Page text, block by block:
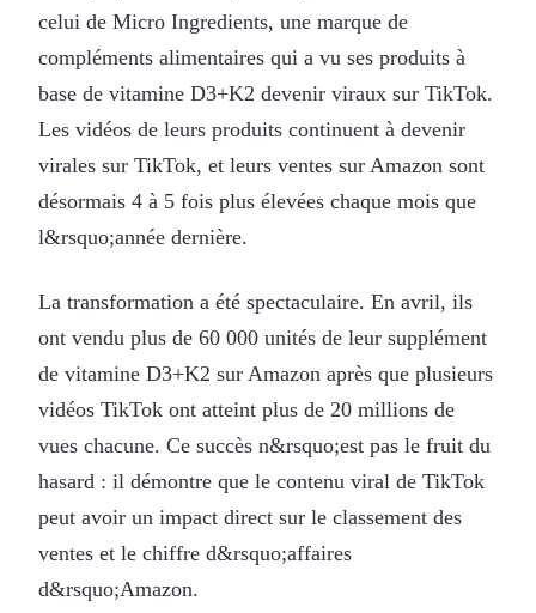
celui de Micro Ingredients, une marque de
compléments alimentaires qui a vu ses produits à
base de vitamine D3+K2 devenir viraux sur TikTok.
Les vidéos de leurs produits continuent à devenir
virales sur TikTok, et leurs ventes sur Amazon sont
désormais 4 à 5 fois plus élevées chaque mois que
l&rsquo;année dernière.
La transformation a été spectaculaire. En avril, ils
ont vendu plus de 60 000 unités de leur supplément
de vitamine D3+K2 sur Amazon après que plusieurs
vidéos TikTok ont atteint plus de 20 millions de
vues chacune. Ce succès n&rsquo;est pas le fruit du
hasard : il démontre que le contenu viral de TikTok
peut avoir un impact direct sur le classement des
ventes et le chiffre d&rsquo;affaires
d&rsquo;Amazon.